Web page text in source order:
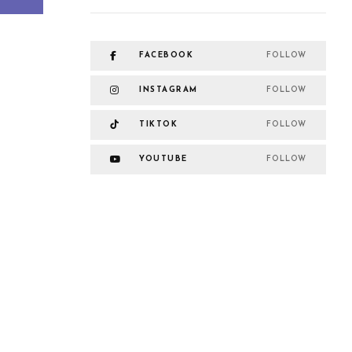
FACEBOOK FOLLOW
INSTAGRAM FOLLOW
TIKTOK FOLLOW
YOUTUBE FOLLOW